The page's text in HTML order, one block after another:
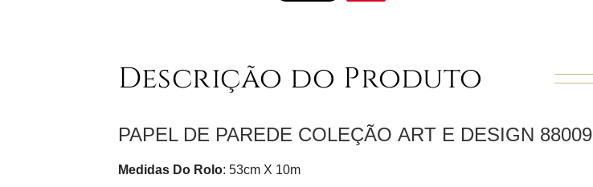
Descrição do Produto
PAPEL DE PAREDE COLEÇÃO ART E DESIGN
Medidas Do Rolo: 53cm X 10m